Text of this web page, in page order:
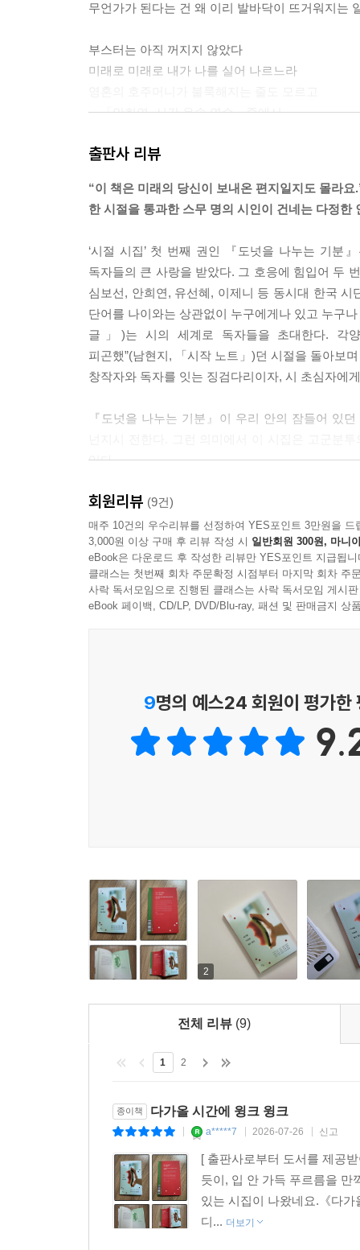
무언가가 된다는 건 왜 이리 발바닥이 뜨거워지는
부스터는 아직 꺼지지 않았다
미래로 미래로 내가 나를 실어 나르느라
---「안희연, 시간 운송 연습」중에서
어른들도 사랑받고 싶고 죽고 싶고
농사를 짓고 싶다는 중학생의 말을
진지하게 들어 준다
조금씩 용기를 내어서
거기서는
다들 웃을 때까지
이야기가 끝나지 않기 때문에
어두워질 때까지
나는 기필코
팔 흔들어 줄
눈사람도 눈오리도
최대한 많이 만들어 볼게
자다 깬 네가
‘아, 다 왔네’
달콤한 과일 잠시 잊고
그리움과 희망과 용기가
어느 봄날 노랑나비처럼 솟아 오르듯
이제 우리는 먼 풍경을
가리키지 않고도
누구도 사랑한 적 없어도
우리 내딛는 발걸음
하나하나 사랑을 일깨우겠네
모두가 이렇게 자신의 어둠을 밀며 가고 있어요.
의 당신이 보내온 편지일지도 몰라요. 현재의 당
윙크, 참 좋지요. 한 번의 윙크가 백 마디 말을 대
을 넘길 시간입니다. 마지막 페이지에 이르는 동
출판사 리뷰
“이 책은 미래의 당신이 보내온 편지일지도 몰라요
한 시절을 통과한 스무 명의 시인이 건네는 다정한
‘시절 시집’ 첫 번째 권인 『도넛을 나누는 기분
독자들의 큰 사랑을 받았다. 그 호응에 힘입어 두
심보선, 안희연, 유선혜, 이제니 등 동시대 한국
단어를 나이와는 상관없이 누구에게나 있고 누구
글」)는 시의 세계로 독자들을 초대한다. 각
피곤했”(남현지, 「시작 노트」)던 시절을 돌아보
창작자와 독자를 잇는 징검다리이자, 시 초심자에
『도넛을 나누는 기분』이 우리 안의 잠들어 있
있다.
나는 알지
그건 점 아니고
안으로 안으로만 열리는
작은 창문
다가올 시간에게 전하는
윙크 윙크
-안희연, 「콕콕」 부분(18~19쪽)
현재의 불안을 품고 살아가는 이들에게 사랑과 위
“내면의 천진함과 낙천성, 유머를 꺼내 시간의
그다음 후우우-//까치발로 서 보자”(김보나, 「
물어”(마윤지, 「진짜 조금」)보던 고립의 시간을
“혼자 견디는 아픈 마음들 곁에서 기꺼이 함께 울
응원”(심보선, 「시작 노트」)하며 과거를 “존중
우리에게 격려의 도닥임과 나아갈 용기를 전한다.
다가올 시간을 향해 명랑하게 눈인사를 건네는
마주할 것이다. 그 과정에서 “축축한 흙 안에 갇
되어 주기를 바란다.
바닥엔 나뒹구는 오래된 약통이 있었고
그건 마음을 모아 둔 통 같았어
오래된 마음 병든 마음 병 주고 약 주는 마음 정든
회원리뷰 (9건)
매주 10건의 우수리뷰를 선정하여 YES포인트 3만원을 드
3,000원 이상 구매 후 리뷰 작성 시 일반회원 300원, 마니
eBook은 다운로드 후 작성한 리뷰만 YES포인트 지급됩니
클래스는 첫번째 회차 주문확정 시점부터 마지막 회차 주
사락 독서모임으로 진행된 클래스는 사락 독서모임 게시
eBook 페이백, CD/LP, DVD/Blu-ray, 패션 및 판매금지 상
9명의 예스24 회원이 평가한
2
전체 리뷰 (9)
1 2
종이책 다가올 시간에 윙크 윙크
a*****7 2026-07-26 신고
[ 출판사로부터 도서를 제공
듯이, 입 안 가득 푸르름을 만
있는 시집이 나왔네요.《다
디... 더보기